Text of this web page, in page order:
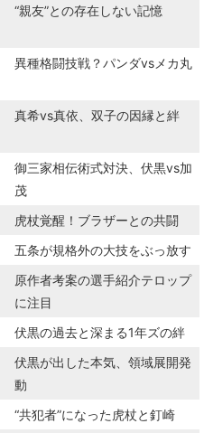
“親友”との存在しない記憶
異種格闘技戦？パンダvsメカ丸
真希vs真依、双子の因縁と絆
御三家相伝術式対決、伏黒vs加
茂
虎杖覚醒！ブラザーとの共闘
五条が規格外の大技をぶっ放す
原作者考案の選手紹介テロップ
に注目
伏黒の過去と深まる1年ズの絆
伏黒が出した本気、領域展開発
動
“共犯者”になった虎杖と釘崎